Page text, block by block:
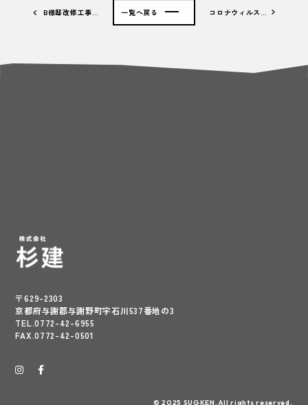
B様邸改修工事… コロナウィルス…
一覧へ戻る
〒629-2303
京都府与謝郡与謝野町字石川537番地の3
TEL.0772-42-6955
FAX.0772-42-0501
© 2025 SUGKEN.All rights reserved.